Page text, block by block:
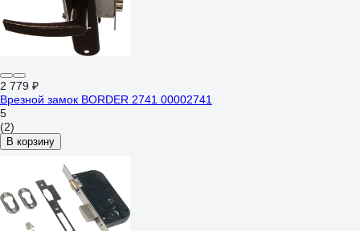
2 779 ₽
Врезной замок BORDER 2741 00002741
5
(2)
В корзину